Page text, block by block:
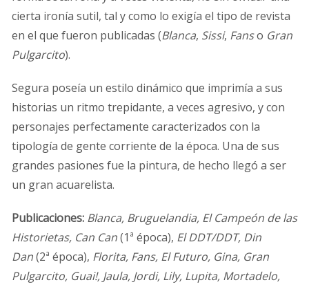
cierta ironía sutil, tal y como lo exigía el tipo de revista
en el que fueron publicadas (Blanca, Sissi, Fanso Gran
Pulgarcito).
Segura poseía un estilo dinámico que imprimía a sus
historias un ritmo trepidante, a veces agresivo, y con
personajes perfectamente caracterizados con la
tipología de gente corriente de la época. Una de sus
grandes pasiones fue la pintura, de hecho llegó a ser
un gran acuarelista.
Publicaciones: Blanca, Bruguelandia, El Campeón de las
Historietas, Can Can(1ª época), El DDT/DDT, Din
Dan(2ª época), Florita, Fans, El Futuro, Gina, Gran
Pulgarcito, Guai!, Jaula, Jordi, Lily, Lupita, Mortadelo,